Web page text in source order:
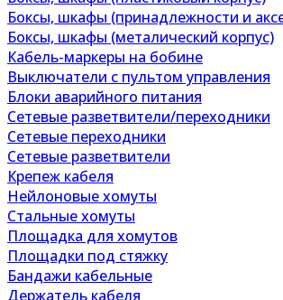
Боксы, шкафы (принадлежности и
Боксы, шкафы (металический корпус)
Кабель-маркеры на бобине
Выключатели с пультом управления
Блоки аварийного питания
Сетевые разветвители/переходники
Сетевые переходники
Сетевые разветвители
Крепеж кабеля
Нейлоновые хомуты
Стальные хомуты
Площадка для хомутов
Площадки под стяжку
Бандажи кабельные
Держатель кабеля